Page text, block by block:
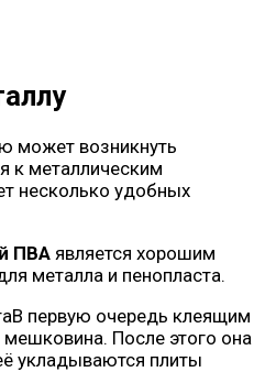
может возникнуть
к металлическим
несколько удобных
ПВА является хорошим
металла и пенопласта.
В первую очередь клеящим
После этого она
укладываются плиты